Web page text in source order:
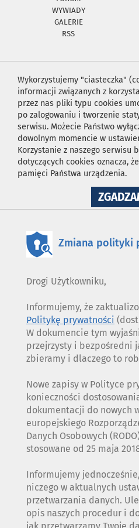
WYWIADY
GALERIE
RSS
Wykorzystujemy "ciasteczka"
informacji związanych z
przez nas pliki typu cookies
po zalogowaniu i tworzenie
serwisu. Możecie Państwo
dowolnym momencie w
Korzystanie z naszego serwisu
dotyczących cookies oznacza,
pamięci Państwa urządzenia.
Zmiana polityki
Drogi Użytkowniku,
Informujemy, że
Politykę prywatności
W dokumencie tym
przejrzysty i bezpośredni
zbieramy i dlaczego to
Nowe zapisy w Polityce
konieczności
dokumentacji do nowych
europejskiego
Danych Osobowych
stosowane od 25 maja
Informujemy
niczego w aktualnych
przetwarzania danych.
opis naszych procedur i